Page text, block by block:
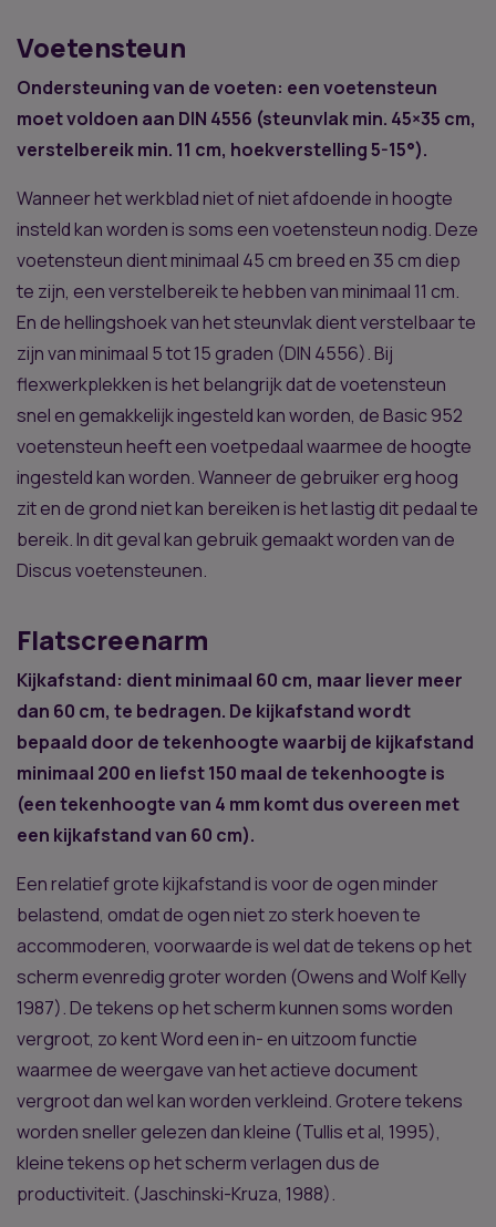
Voetensteun
Ondersteuning van de voeten: een voetensteun
moet voldoen aan DIN 4556 (steunvlak min. 45×35 cm,
verstelbereik min. 11 cm, hoekverstelling 5-15°).
Wanneer het werkblad niet of niet afdoende in hoogte
insteld kan worden is soms een voetensteun nodig. Deze
voetensteun dient minimaal 45 cm breed en 35 cm diep
te zijn, een verstelbereik te hebben van minimaal 11 cm.
En de hellingshoek van het steunvlak dient verstelbaar te
zijn van minimaal 5 tot 15 graden (DIN 4556). Bij
flexwerkplekken is het belangrijk dat de voetensteun
snel en gemakkelijk ingesteld kan worden, de Basic 952
voetensteun heeft een voetpedaal waarmee de hoogte
ingesteld kan worden. Wanneer de gebruiker erg hoog
zit en de grond niet kan bereiken is het lastig dit pedaal te
bereik. In dit geval kan gebruik gemaakt worden van de
Discus voetensteunen.
Flatscreenarm
Kijkafstand: dient minimaal 60 cm, maar liever meer
dan 60 cm, te bedragen. De kijkafstand wordt
bepaald door de tekenhoogte waarbij de kijkafstand
minimaal 200 en liefst 150 maal de tekenhoogte is
(een tekenhoogte van 4 mm komt dus overeen met
een kijkafstand van 60 cm).
Een relatief grote kijkafstand is voor de ogen minder
belastend, omdat de ogen niet zo sterk hoeven te
accommoderen, voorwaarde is wel dat de tekens op het
scherm evenredig groter worden (Owens and Wolf Kelly
1987). De tekens op het scherm kunnen soms worden
vergroot, zo kent Word een in- en uitzoom functie
waarmee de weergave van het actieve document
vergroot dan wel kan worden verkleind. Grotere tekens
worden sneller gelezen dan kleine (Tullis et al, 1995),
kleine tekens op het scherm verlagen dus de
productiviteit. (Jaschinski-Kruza, 1988).